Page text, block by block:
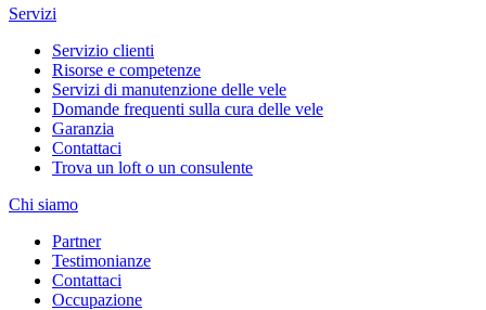
Servizi
Servizio clienti
Risorse e competenze
Servizi di manutenzione delle vele
Domande frequenti sulla cura delle vele
Garanzia
Contattaci
Trova un loft o un consulente
Chi siamo
Partner
Testimonianze
Contattaci
Occupazione